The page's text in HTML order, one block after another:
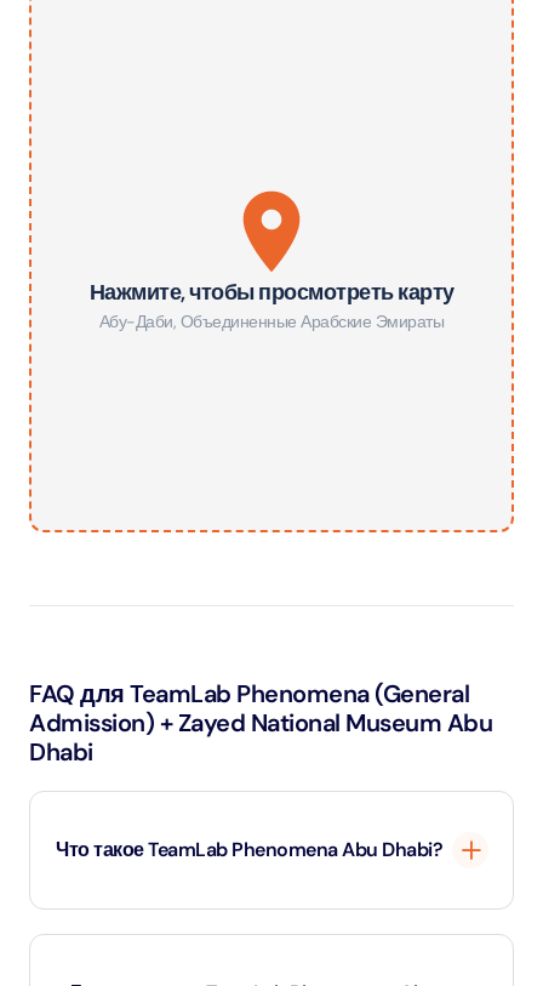
Нажмите, чтобы просмотреть карту
Абу-Даби, Объединенные Арабские Эмираты
FAQ для TeamLab Phenomena (General
Admission) + Zayed National Museum Abu
Dhabi
Что такое TeamLab Phenomena Abu Dhabi?
TeamLab Phenomena Abu Dhabi - это иммерсивное